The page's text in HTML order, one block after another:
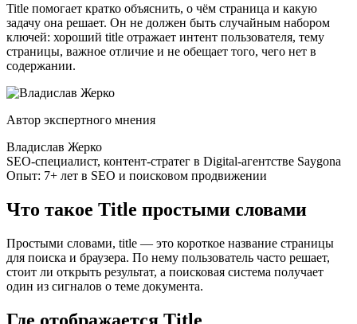
Title помогает кратко объяснить, о чём страница и какую
задачу она решает. Он не должен быть случайным набором
ключей: хороший title отражает интент пользователя, тему
страницы, важное отличие и не обещает того, чего нет в
содержании.
Автор экспертного мнения
Владислав Жерко
SEO-специалист, контент-стратег в Digital-агентстве Saygona
Опыт: 7+ лет в SEO и поисковом продвижении
Что такое Title простыми словами
Простыми словами, title — это короткое название страницы
для поиска и браузера. По нему пользователь часто решает,
стоит ли открыть результат, а поисковая система получает
один из сигналов о теме документа.
Где отображается Title